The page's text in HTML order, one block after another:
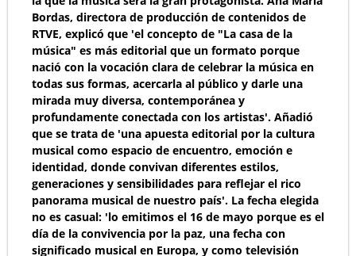
Bordas, directora de producción de contenidos de
RTVE, explicó que 'el concepto de "La casa de la
música" es más editorial que un formato porque
nació con la vocación clara de celebrar la música en
todas sus formas, acercarla al público y darle una
mirada muy diversa, contemporánea y
profundamente conectada con los artistas'. Añadió
que se trata de 'una apuesta editorial por la cultura
musical como espacio de encuentro, emoción e
identidad, donde convivan diferentes estilos,
generaciones y sensibilidades para reflejar el rico
panorama musical de nuestro país'. La fecha elegida
no es casual: 'lo emitimos el 16 de mayo porque es el
día de la convivencia por la paz, una fecha con
significado musical en Europa, y como televisión